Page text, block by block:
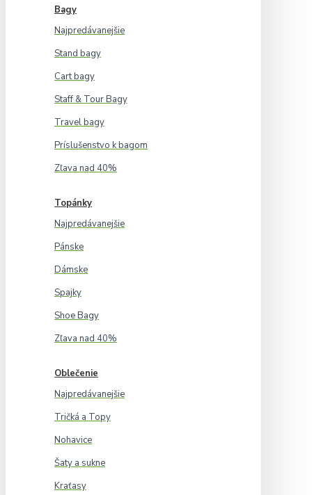
Bagy
Najpredávanejšie
Stand bagy
Cart bagy
Staff & Tour Bagy
Travel bagy
Príslušenstvo k bagom
Zľava nad 40%
Topánky
Najpredávanejšie
Pánske
Dámske
Spajky
Shoe Bagy
Zľava nad 40%
Oblečenie
Najpredávanejšie
Tričká a Topy
Nohavice
Šaty a sukne
Kraťasy